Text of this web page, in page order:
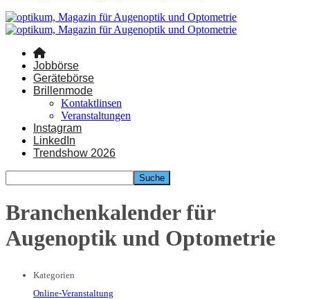
Jobbörse
Gerätebörse
Brillenmode
Kontaktlinsen
Veranstaltungen
Instagram
LinkedIn
Trendshow 2026
Branchenkalender für
Augenoptik und Optometrie
Kategorien
Online-Veranstaltung